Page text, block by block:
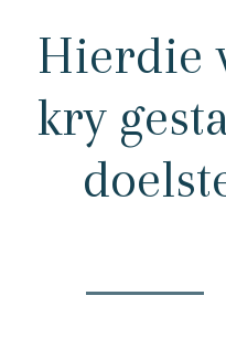
Hierdie
kry